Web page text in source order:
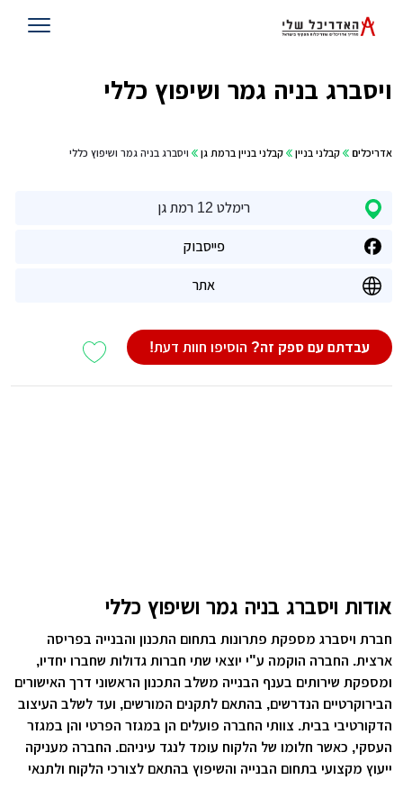
ויסברג בניה גמר ושיפוץ כללי
אדריכלים קבלני בניין קבלני בניין ברמת גן ויסברג בניה גמר ושיפוץ כללי
רימלט 12 רמת גן
פייסבוק
אתר
עבדתם עם ספק זה? הוסיפו חוות דעת!
אודות ויסברג בניה גמר ושיפוץ כללי
חברת ויסברג מספקת פתרונות בתחום התכנון והבנייה בפריסה
ארצית. החברה הוקמה ע"י יוצאי שתי חברות גדולות שחברו יחדיו,
ומספקת שירותים בענף הבנייה משלב התכנון הראשוני דרך האישורים
הבירוקרטיים הנדרשים, בהתאם לתקנים המורשים, ועד לשלב העיצוב
הדקורטיבי בבית. צוותי החברה פועלים הן במגזר הפרטי והן במגזר
העסקי, כאשר חלומו של הלקוח עומד לנגד עיניהם. החברה מעניקה
ייעוץ מקצועי בתחום הבנייה והשיפוץ בהתאם לצורכי הלקוח ולתנאי